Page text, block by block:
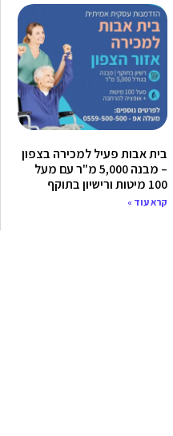
בית אבות פעיל למכירה בצפון
– מבנה 5,000 מ"ר עם מעל
100 מיטות ורישיון בתוקף
קרא עוד »